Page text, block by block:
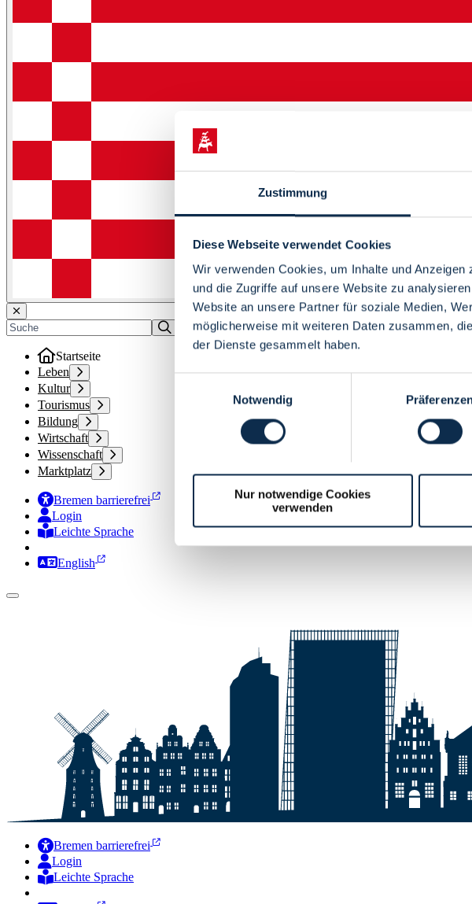
Zustimmung
Diese Webseite verwendet Cookies
Wir verwenden Cookies, um Inhalte und
und die Zugriffe auf unsere Website zu
Website an unsere Partner für soziale Medien,
möglicherweise mit weiteren Daten zusammen,
der Dienste gesammelt haben.
Notwendig
Nur notwendige Cookies
verwenden
Startseite
Leben
Kultur
Tourismus
Bildung
Wirtschaft
Wissenschaft
Marktplatz
Bremen barrierefrei
Login
Leichte Sprache
Zur Deutschen Gebärdensprache
English
Bremen barrierefrei
Login
Leichte Sprache